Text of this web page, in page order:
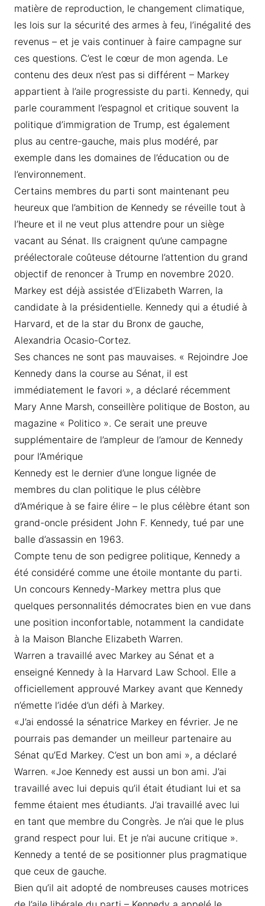
matière de reproduction, le changement climatique,
les lois sur la sécurité des armes à feu, l’inégalité des
revenus – et je vais continuer à faire campagne sur
ces questions. C’est le cœur de mon agenda. Le
contenu des deux n’est pas si différent – Markey
appartient à l’aile progressiste du parti. Kennedy, qui
parle couramment l’espagnol et critique souvent la
politique d’immigration de Trump, est également
plus au centre-gauche, mais plus modéré, par
exemple dans les domaines de l’éducation ou de
l’environnement.
Certains membres du parti sont maintenant peu
heureux que l’ambition de Kennedy se réveille tout à
l’heure et il ne veut plus attendre pour un siège
vacant au Sénat. Ils craignent qu’une campagne
préélectorale coûteuse détourne l’attention du grand
objectif de renoncer à Trump en novembre 2020.
Markey est déjà assistée d’Elizabeth Warren, la
candidate à la présidentielle. Kennedy qui a étudié à
Harvard, et de la star du Bronx de gauche,
Alexandria Ocasio-Cortez.
Ses chances ne sont pas mauvaises. « Rejoindre Joe
Kennedy dans la course au Sénat, il est
immédiatement le favori », a déclaré récemment
Mary Anne Marsh, conseillère politique de Boston, au
magazine « Politico ». Ce serait une preuve
supplémentaire de l’ampleur de l’amour de Kennedy
pour l’Amérique
Kennedy est le dernier d’une longue lignée de
membres du clan politique le plus célèbre
d’Amérique à se faire élire – le plus célèbre étant son
grand-oncle président John F. Kennedy, tué par une
balle d’assassin en 1963.
Compte tenu de son pedigree politique, Kennedy a
été considéré comme une étoile montante du parti.
Un concours Kennedy-Markey mettra plus que
quelques personnalités démocrates bien en vue dans
une position inconfortable, notamment la candidate
à la Maison Blanche Elizabeth Warren.
Warren a travaillé avec Markey au Sénat et a
enseigné Kennedy à la Harvard Law School. Elle a
officiellement approuvé Markey avant que Kennedy
n’émette l’idée d’un défi à Markey.
«J’ai endossé la sénatrice Markey en février. Je ne
pourrais pas demander un meilleur partenaire au
Sénat qu’Ed Markey. C’est un bon ami », a déclaré
Warren. «Joe Kennedy est aussi un bon ami. J’ai
travaillé avec lui depuis qu’il était étudiant lui et sa
femme étaient mes étudiants. J’ai travaillé avec lui
en tant que membre du Congrès. Je n’ai que le plus
grand respect pour lui. Et je n’ai aucune critique ».
Kennedy a tenté de se positionner plus pragmatique
que ceux de gauche.
Bien qu’il ait adopté de nombreuses causes motrices